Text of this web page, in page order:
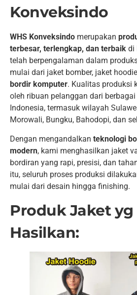
Konveksindo
WHS Konveksindo merupakan
terbesar, terlengkap, dan terbaik di
telah berpengalaman dalam
mulai dari jaket bomber, jaket
bordir komputer. Kualitas produksi
oleh ribuan pelanggan dari
Indonesia, termasuk wilayah
Morowali, Bungku, Bahodopi, dan
Dengan mengandalkan teknologi
modern, kami menghasilkan jaket
bordiran yang rapi, presisi, dan
itu, seluruh proses produksi
mulai dari desain hingga finishing.
Produk Jaket yg
Hasilkan: